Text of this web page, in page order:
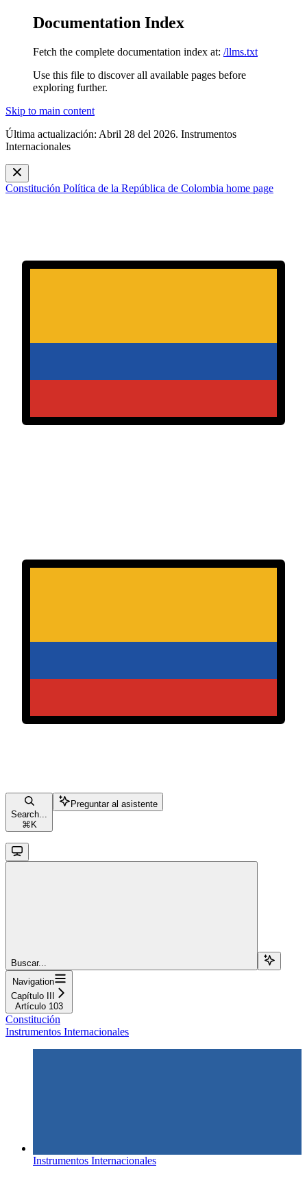
Documentation Index
Fetch the complete documentation index at: /llms.txt
Use this file to discover all available pages before
exploring further.
Skip to main content
Última actualización: Abril 28 del 2026. Instrumentos
Internacionales
Constitución Política de la República de Colombia home page
Search...
⌘ K
Preguntar al asistente
Buscar...
Navigation
Capítulo III
Artículo 103
Constitución
Instrumentos Internacionales
Instrumentos Internacionales